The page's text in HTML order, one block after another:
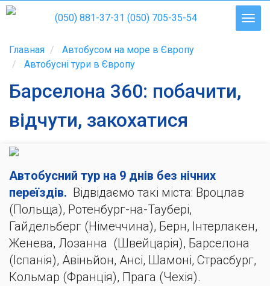
(050) 881-37-31 (050) 705-35-54
Главная
Автобусом на море в Європу
Автобусні тури в Європу
Барселона 360: побачити,
відчути, закохатися
Автобусний тур на 9 днів без нічних
переїздів. Відвідаємо такі міста: Вроцлав
(Польща), Ротенбург-на-Таубері,
Гайдельберг (Німеччина), Берн, Інтерлакен,
Женева, Лозанна (Швейцарія), Барселона
(Іспанія), Авіньйон, Ансі, Шамоні, Страсбург,
Кольмар (Франція), Прага (Чехія).